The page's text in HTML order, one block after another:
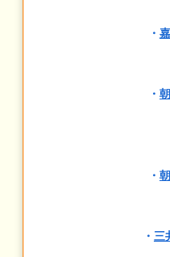
・
・
・
・ 三